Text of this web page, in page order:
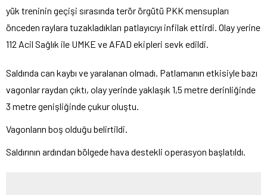
yük treninin geçişi sırasında terör örgütü PKK mensupları
önceden raylara tuzakladıkları patlayıcıyı infilak ettirdi. Olay yerine
112 Acil Sağlık ile UMKE ve AFAD ekipleri sevk edildi.
Saldırıda can kaybı ve yaralanan olmadı. Patlamanın etkisiyle bazı
vagonlar raydan çıktı, olay yerinde yaklaşık 1,5 metre derinliğinde
3 metre genişliğinde çukur oluştu.
Vagonların boş olduğu belirtildi.
Saldırının ardından bölgede hava destekli operasyon başlatıldı.